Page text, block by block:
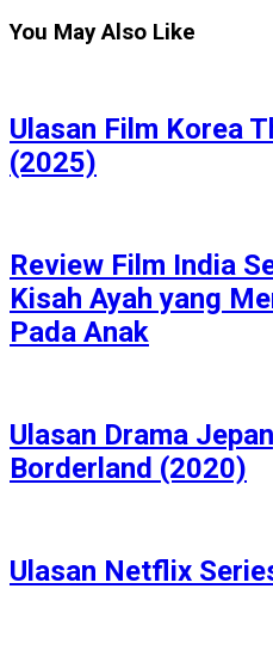
You May Also Like
Ulasan Film Korea
(2025)
Review Film India
Kisah Ayah yang
Pada Anak
Ulasan Drama
Borderland (2020)
Ulasan Netflix